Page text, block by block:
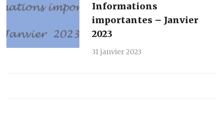
Informations
importantes – Janvier
2023
31 janvier 2023